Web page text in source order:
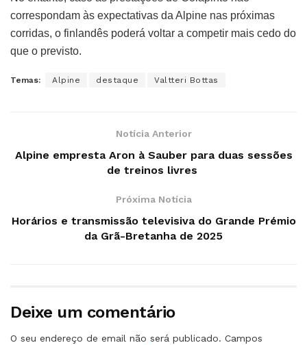
correspondam às expectativas da Alpine nas próximas
corridas, o finlandês poderá voltar a competir mais cedo do
que o previsto.
Temas: Alpine destaque Valtteri Bottas
Notícia Anterior
Alpine empresta Aron à Sauber para duas sessões
de treinos livres
Próxima Notícia
Horários e transmissão televisiva do Grande Prémio
da Grã-Bretanha de 2025
Deixe um comentário
O seu endereço de email não será publicado. Campos